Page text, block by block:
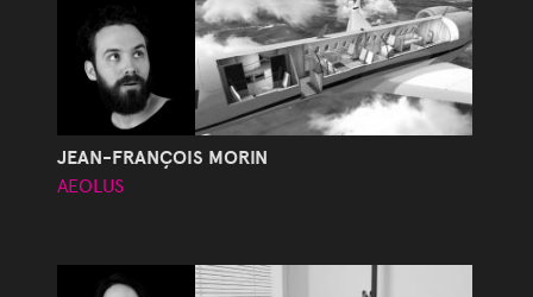
JEAN-FRANÇOIS MORIN
AEOLUS